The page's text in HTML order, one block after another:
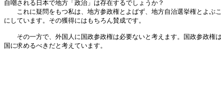
自嘲される日本で地方「政治」は存在するでしょうか？
これに疑問をもつ私は、地方参政権とよばず、地方自治選挙権とよぶ
にしています。その獲得にはもちろん賛成です。
その一方で、外国人に国政参政権は必要ないと考えます。国政参政権
国に求めるべきだと考えています。